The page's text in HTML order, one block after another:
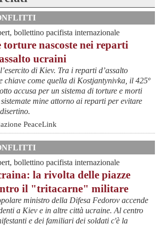
bollettino pacifista internazionale
torture nascoste nei reparti
ucraini
di Kiev. Tra i reparti d’assalto
chiave come quella di Kostjantynivka, il 425º
accusa per un sistema di torture e morti
sistemate mine attorno ai reparti per evitare
PeaceLink
bollettino pacifista internazionale
la rivolta delle piazze
il "tritacarne" militare
ministro della Difesa Fedorov accende
a Kiev e in altre città ucraine. Al centro
e dei familiari dei soldati c'è la